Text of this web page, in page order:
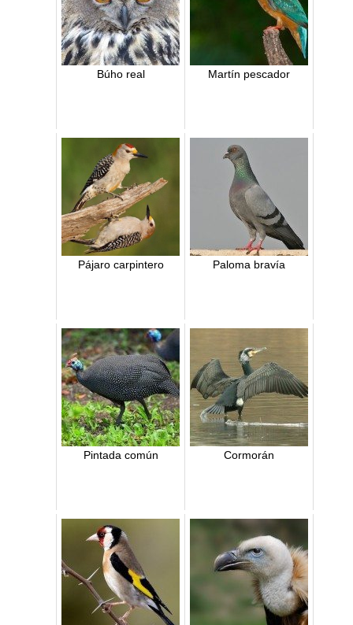
Búho real Martín pescador
Pájaro carpintero Paloma bravía
Pintada común Cormorán